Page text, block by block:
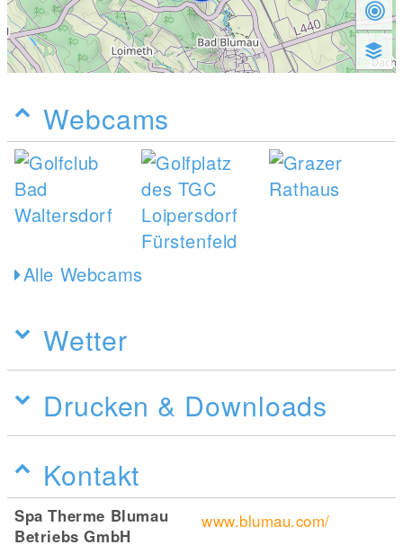
Webcams
Alle Webcams
Wetter
Drucken & Downloads
Kontakt
Spa Therme Blumau
Betriebs GmbH
www.blumau.com/